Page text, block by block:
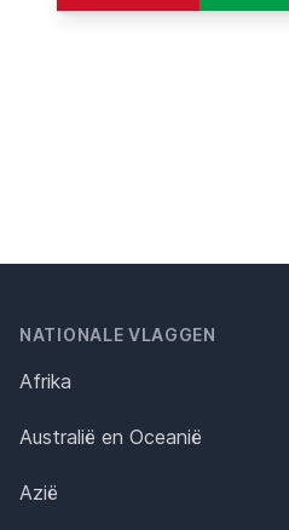
NATIONALE VLAGGEN
Afrika
Australië en Oceanië
Azië